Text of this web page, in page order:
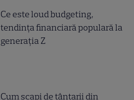
Ce este loud budgeting,
tendința financiară populară la
generația Z
Cum scapi de țânțarii din